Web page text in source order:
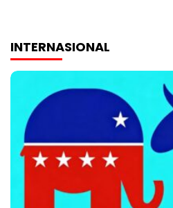
INTERNASIONAL